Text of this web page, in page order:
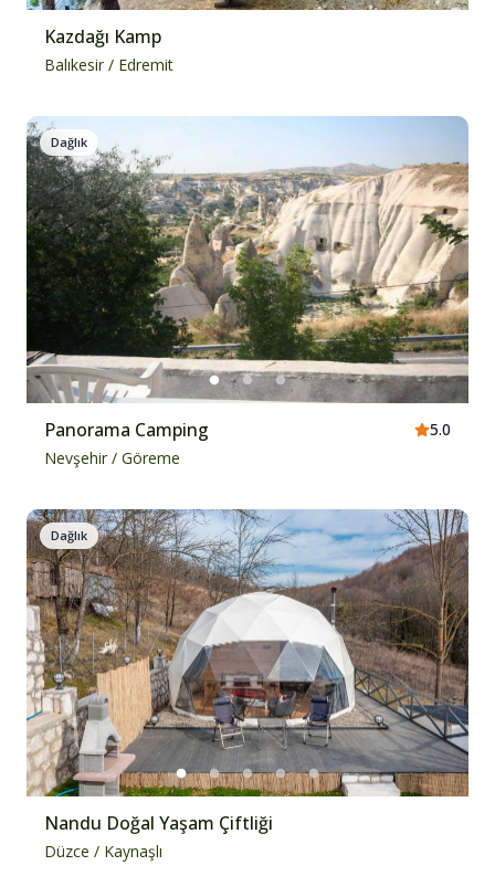
Kazdağı Kamp
Balıkesir / Edremit
Dağlık
Panorama Camping
5.0
Nevşehir / Göreme
Dağlık
Nandu Doğal Yaşam Çiftliği
Düzce / Kaynaşlı